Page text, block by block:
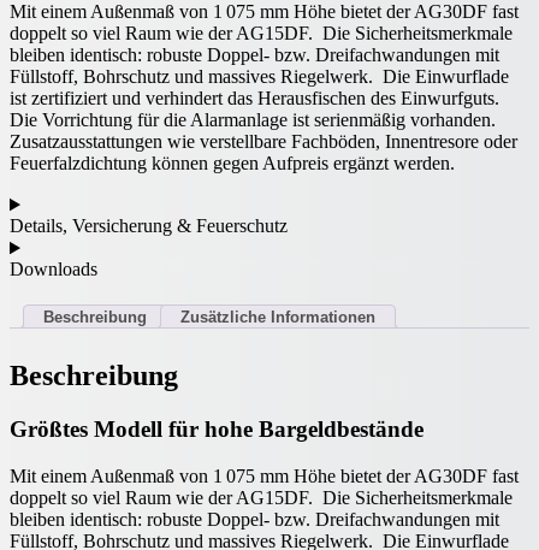
Mit einem Außenmaß von 1 075 mm Höhe bietet der AG30DF fast
doppelt so viel Raum wie der AG15DF. Die Sicherheitsmerkmale
bleiben identisch: robuste Doppel‑ bzw. Dreifachwandungen mit
Füllstoff, Bohrschutz und massives Riegelwerk. Die Einwurflade
ist zertifiziert und verhindert das Herausfischen des Einwurfguts.
Die Vorrichtung für die Alarmanlage ist serienmäßig vorhanden.
Zusatzausstattungen wie verstellbare Fachböden, Innentresore oder
Feuerfalzdichtung können gegen Aufpreis ergänzt werden.
Details, Versicherung & Feuerschutz
Downloads
Beschreibung Zusätzliche Informationen
Beschreibung
Größtes Modell für hohe Bargeldbestände
Mit einem Außenmaß von 1 075 mm Höhe bietet der AG30DF fast
doppelt so viel Raum wie der AG15DF. Die Sicherheitsmerkmale
bleiben identisch: robuste Doppel‑ bzw. Dreifachwandungen mit
Füllstoff, Bohrschutz und massives Riegelwerk. Die Einwurflade